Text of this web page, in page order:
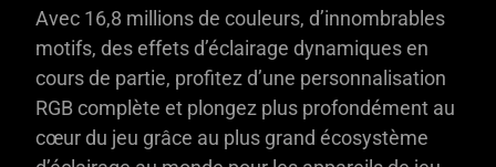
Avec 16,8 millions de couleurs, d’innombrables
motifs, des effets d’éclairage dynamiques en
cours de partie, profitez d’une personnalisation
RGB complète et plongez plus profondément au
cœur du jeu grâce au plus grand écosystème